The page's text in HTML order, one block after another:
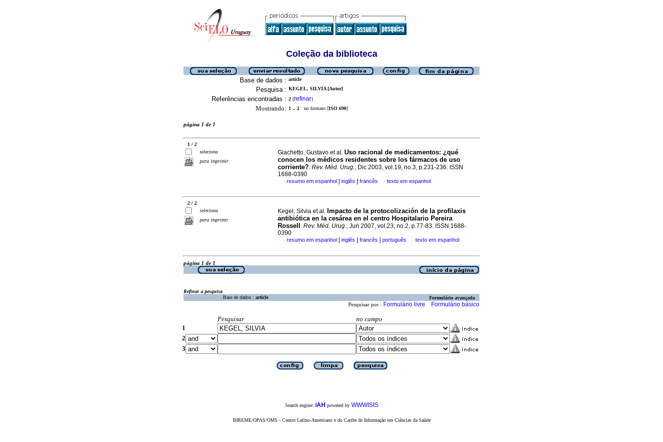
Coleção da biblioteca
Base de dados : article
Pesquisa : KEGEL, SILVIA [Autor]
Referências encontradas : 2 [refinar]
Mostrando: 1 .. 2 no formato [ISO 690]
página 1 de 1
1 / 2
seleciona
para imprimir
Giachetto, Gustavo et al. Uso racional de medicamentos: ¿qué
conocen los médicos residentes sobre los fármacos de uso
corriente?. Rev. Méd. Urug., Dic 2003, vol.19, no.3, p.231-236. ISSN
1688-0390
· resumo em espanhol inglês francês · texto em espanhol
2 / 2
seleciona
para imprimir
Kegel, Silvia et al. Impacto de la protocolización de la profilaxis
antibiótica en la cesárea en el centro Hospitalario Pereira
Rossell
. Rev. Méd. Urug., Jun 2007, vol.23, no.2, p.77-83. ISSN 1688-
0390
· resumo em espanhol inglês francês português · texto em espanhol
página 1 de 1
Refinar a pesquisa
Base de dados : article Formulário avançado
Pesquisar por : Formulário livre Formulário básico
Pesquisar
no campo
1
2
3
Search engine: iAH powered by WWWISIS
BIREME/OPAS/OMS - Centro Latino-Americano e do Caribe de Informação em Ciências da Saúde